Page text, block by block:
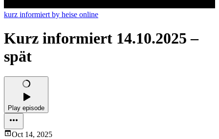
kurz informiert by heise online
Kurz informiert 14.10.2025 –
spät
Play episode
Oct 14, 2025